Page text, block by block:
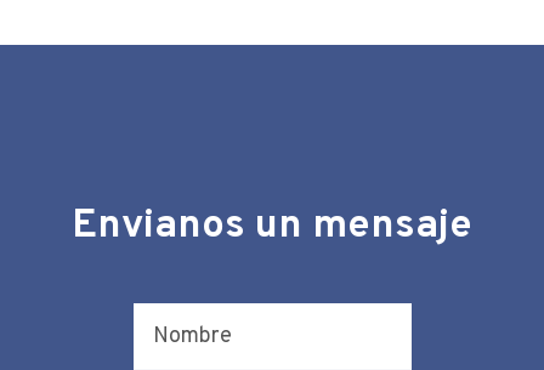
Envianos un mensaje